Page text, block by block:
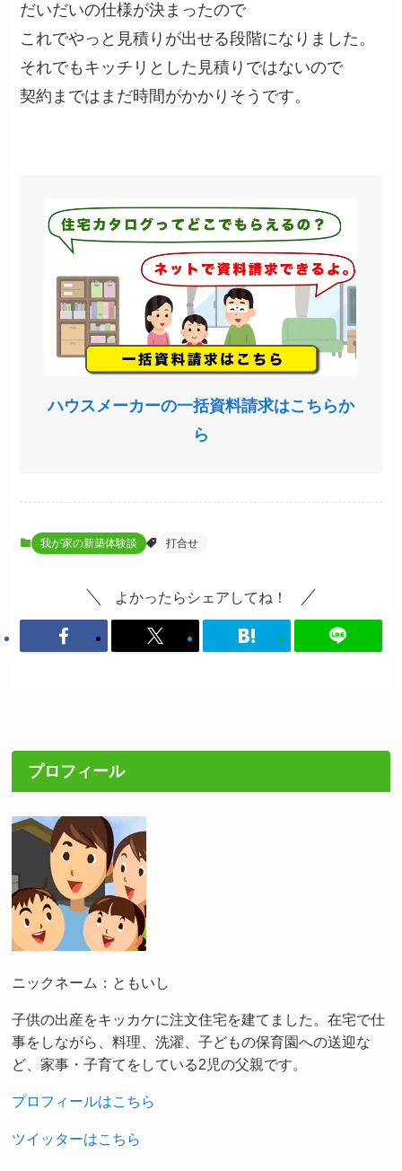
だいだいの仕様が決まったので
これでやっと見積りが出せる段階になりました。
それでもキッチリとした見積りではないので
契約まではまだ時間がかかりそうです。
ハウスメーカーの一括資料請求はこちらか
ら
我が家の新築体験談 打合せ
よかったらシェアしてね！
プロフィール
ニックネーム：ともいし
子供の出産をキッカケに注文住宅を建てました。在宅で仕
事をしながら、料理、洗濯、子どもの保育園への送迎な
ど、家事・子育てをしている2児の父親です。
プロフィールはこちら
ツイッターはこちら